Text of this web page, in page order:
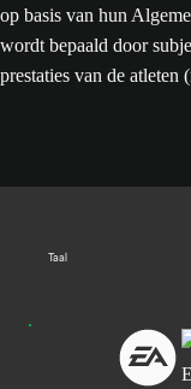
op basis van hun
wordt bepaald door
prestaties van de atleten
Taal